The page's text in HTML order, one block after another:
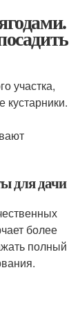
участка,
для дачи
более
полный